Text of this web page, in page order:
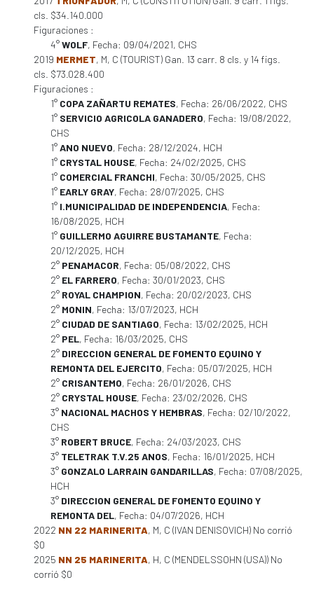
cls. $34.140.000
Figuraciones :
4°WOLF, Fecha: 09/04/2021, CHS
2019 MERMET, M, C (TOURIST) Gan. 13 carr. 8 cls. y 14 figs.
cls. $73.028.400
Figuraciones :
1° COPA ZAÑARTU REMATES, Fecha: 26/06/2022, CHS
1° SERVICIO AGRICOLA GANADERO, Fecha: 19/08/2022,
CHS
1°ANO NUEVO, Fecha: 28/12/2024, HCH
1° CRYSTAL HOUSE, Fecha: 24/02/2025, CHS
1° COMERCIAL FRANCHI, Fecha: 30/05/2025, CHS
1° EARLY GRAY, Fecha: 28/07/2025, CHS
1° I.MUNICIPALIDAD DE INDEPENDENCIA, Fecha:
16/08/2025, HCH
1° GUILLERMO AGUIRRE BUSTAMANTE, Fecha:
20/12/2025, HCH
2° PENAMACOR, Fecha: 05/08/2022, CHS
2° EL FARRERO, Fecha: 30/01/2023, CHS
2° ROYAL CHAMPION, Fecha: 20/02/2023, CHS
2° MONIN, Fecha: 13/07/2023, HCH
2° CIUDAD DE SANTIAGO, Fecha: 13/02/2025, HCH
2° PEL, Fecha: 16/03/2025, CHS
2° DIRECCION GENERAL DE FOMENTO EQUINO Y
REMONTA DEL EJERCITO, Fecha: 05/07/2025, HCH
2° CRISANTEMO, Fecha: 26/01/2026, CHS
2° CRYSTAL HOUSE, Fecha: 23/02/2026, CHS
3° NACIONAL MACHOS Y HEMBRAS, Fecha: 02/10/2022,
CHS
3° ROBERT BRUCE, Fecha: 24/03/2023, CHS
3° TELETRAK T.V.25 ANOS, Fecha: 16/01/2025, HCH
3° GONZALO LARRAIN GANDARILLAS, Fecha: 07/08/2025,
HCH
3° DIRECCION GENERAL DE FOMENTO EQUINO Y
REMONTA DEL, Fecha: 04/07/2026, HCH
2022 NN 22 MARINERITA, M, C (IVAN DENISOVICH) No corrió
$0
2025 NN 25 MARINERITA, H, C (MENDELSSOHN (USA)) No
corrió $0